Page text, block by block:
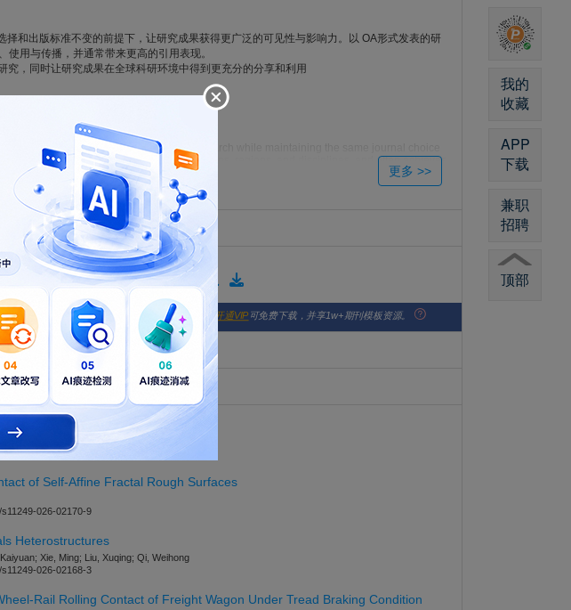
和出版标准不变的前提下，让研究成果获得更广泛的可见性与影响力。以 OA形式发表的研
用与传播，并通常带来更高的引用表现。
，同时让研究成果在全球科研环境中得到更充分的分享和利用
materials
the visibility and impact of their research while maintaining the same journal choice
a broader global audience across institutions, regions, and disciplines, and often achieves
while enabling their work to be more widely accessed, shared, and used across the
LaTeX版格式模板
。 此模板来自于期刊/出版社官网。 开通VIP 可免费下载，并享1w+期刊模板资源。
on Rough Surfaces
026-02162-9
of Self-Affine Fractal Rough Surfaces
026-02170-9
Heterostructures
Xie, Ming; Liu, Xuqing; Qi, Weihong
026-02168-3
Rail Rolling Contact of Freight Wagon Under Tread Braking Condition
我的
收藏
APP
下载
兼职
招聘
顶部